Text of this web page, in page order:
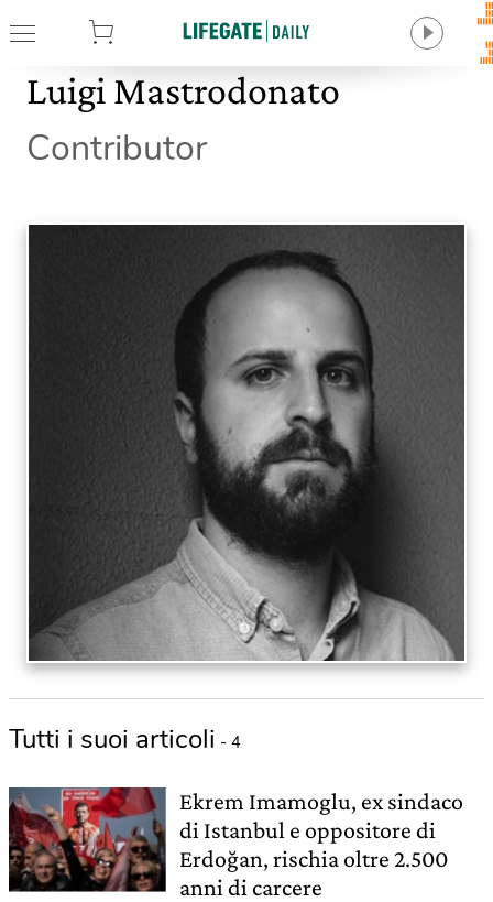
Luigi Mastrodonato
Contributor
Tutti i suoi articoli - 4
Ekrem Imamoglu, ex sindaco
di Istanbul e oppositore di
Erdoğan, rischia oltre 2.500
anni di carcere